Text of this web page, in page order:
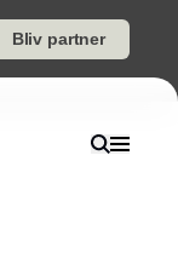
Bliv partner